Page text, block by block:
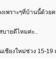
เพราะๆที่บ้านนี้ด้วย
บายดีไหมค่ะ..
ชียงใหม่ช่วง 15-19